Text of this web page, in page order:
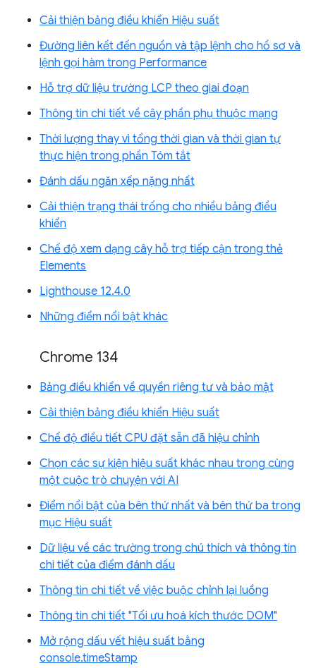
Cải thiện bảng điều khiển Hiệu suất
Đường liên kết đến nguồn và tập lệnh cho hồ sơ và
lệnh gọi hàm trong Performance
Hỗ trợ dữ liệu trường LCP theo giai đoạn
Thông tin chi tiết về cây phần phụ thuộc mạng
Thời lượng thay vì tổng thời gian và thời gian tự
thực hiện trong phần Tóm tắt
Đánh dấu ngăn xếp nặng nhất
Cải thiện trạng thái trống cho nhiều bảng điều
khiển
Chế độ xem dạng cây hỗ trợ tiếp cận trong thẻ
Elements
Lighthouse 12.4.0
Những điểm nổi bật khác
Chrome 134
Bảng điều khiển về quyền riêng tư và bảo mật
Cải thiện bảng điều khiển Hiệu suất
Chế độ điều tiết CPU đặt sẵn đã hiệu chỉnh
Chọn các sự kiện hiệu suất khác nhau trong cùng
một cuộc trò chuyện với AI
Điểm nổi bật của bên thứ nhất và bên thứ ba trong
mục Hiệu suất
Dữ liệu về các trường trong chú thích và thông tin
chi tiết của điểm đánh dấu
Thông tin chi tiết về việc buộc chỉnh lại luồng
Thông tin chi tiết "Tối ưu hoá kích thước DOM"
Mở rộng dấu vết hiệu suất bằng
console.timeStamp